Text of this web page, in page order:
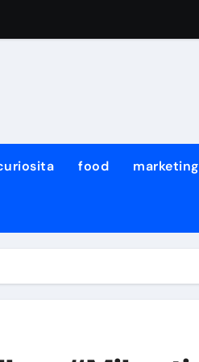
dei suoi film e serie
food marketing